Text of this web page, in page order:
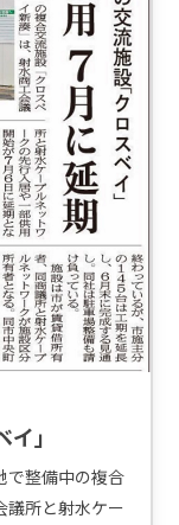
」
で整備中の複合
議所と射水ケー